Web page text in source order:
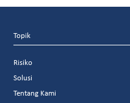
Topik
Risiko
Solusi
Tentang Kami